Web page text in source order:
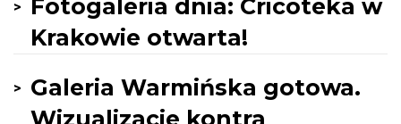
Fotogaleria dnia: Cricoteka w
Krakowie otwarta!
Galeria Warmińska gotowa.
Wizualizacje kontra